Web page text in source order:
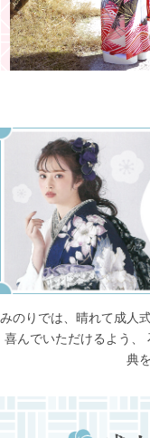
みのりでは、晴れて成人
喜んでいただけるよう、
典